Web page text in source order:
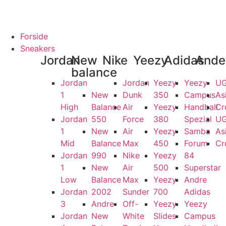
Forside
Sneakers
Jordan
Jordan
1
High
Jordan
1
Mid
Jordan
1
Low
Jordan
3
Jordan
New
balance
New
Balance
550
New
Balance
990
New
Balance
2002
Andre
New
Nike
Jordan
Dunk
Air
Force
Air
Max
Nike
Air
Max
Sunder
Off-
White
Yeezy
Yeezy
350
Yeezy
380
Yeezy
450
Yeezy
500
Yeezy
700
Yeezy
Slides
Adidas
Yeezy
Campus
Handball
Spezial
Samba
Forum
84
Superstar
Andre
Adidas
Yeezy
Campus